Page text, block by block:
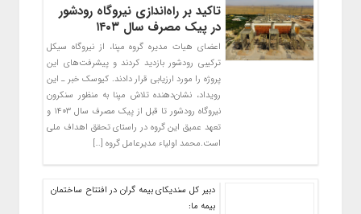
تاکید بر راه‌اندازی نیروگاه رودشور
در پیک مصرف سال ۱۴۰۳
اعضای هیات مدیره گروه مپنا، از نیروگاه سیکل
ترکیبی رودشور بازدید کردند و پیشرفت‌های این
پروژه را مورد ارزیابی قرار دادند. کیوسک خبر ـ این
رویداد، نشان‌دهنده تلاش مپنا به منظور سنکرون
نیروگاه رودشور تا قبل از پیک مصرف سال ۱۴۰۳ و
تعهد عمیق این گروه در راستای تحقق اهداف ملی
است.محمد اولیاء مدیرعامل گروه […]
دبیر کل سندیکای بیمه گران در افتتاح ساختمان
بیمه ما: